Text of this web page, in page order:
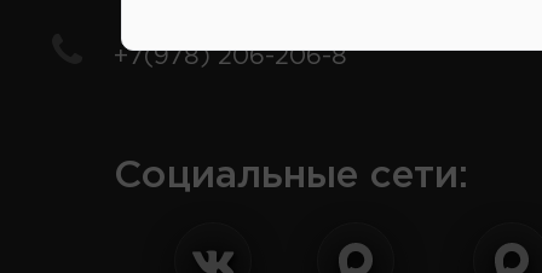
+7(978) 206-206-8
Социальные сети: